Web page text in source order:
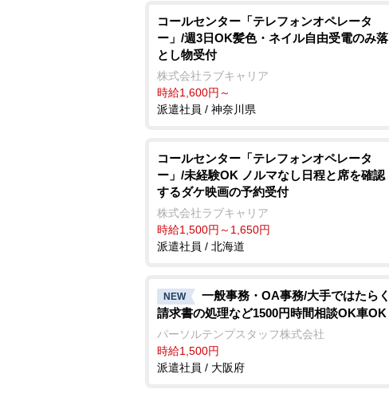
コールセンター「テレフォンオペレータ
ー」/週3日OK髪色・ネイル自由受電のみ落
とし物受付
株式会社ラブキャリア
時給1,600円～
派遣社員 / 神奈川県
コールセンター「テレフォンオペレータ
ー」/未経験OK ノルマなし日程と席を確認
するダケ映画の予約受付
株式会社ラブキャリア
時給1,500円～1,650円
派遣社員 / 北海道
NEW
一般事務・OA事務/大手ではたらく
請求書の処理など1500円時間相談OK車OK
パーソルテンプスタッフ株式会社
時給1,500円
派遣社員 / 大阪府